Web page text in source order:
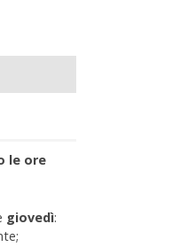
le ore
giovedì: